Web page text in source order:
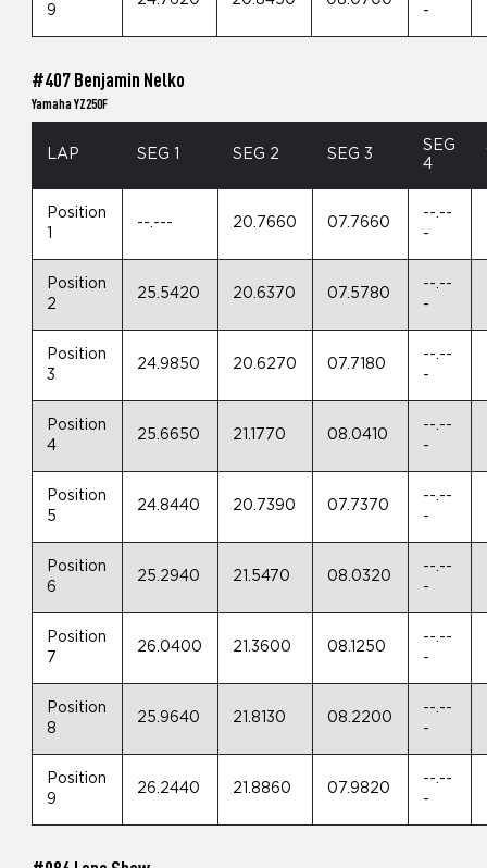
9 -
#407 Benjamin Nelko
Yamaha YZ250F
LAP SEG 1 SEG 2 SEG 3
SEG
4
Position
--.--- 20.7660 07.7660
--.--
-
Position
2
25.5420 20.6370 07.5780
--.--
-
Position
3
24.9850 20.6270 07.7180
--.--
-
Position
4
25.6650 21.1770 08.0410
--.--
-
Position
5
24.8440 20.7390 07.7370
--.--
-
Position
6
25.2940 21.5470 08.0320
--.--
-
Position
7
26.0400 21.3600 08.1250
--.--
-
Position
8
25.9640 21.8130 08.2200
--.--
-
Position
9
26.2440 21.8860 07.9820
--.--
-